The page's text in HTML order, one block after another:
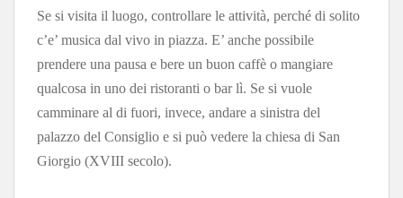
Se si visita il luogo, controllare le attività, perché di solito
c’e’ musica dal vivo in piazza. E’ anche possibile
prendere una pausa e bere un buon caffè o mangiare
qualcosa in uno dei ristoranti o bar lì. Se si vuole
camminare al di fuori, invece, andare a sinistra del
palazzo del Consiglio e si può vedere la chiesa di San
Giorgio (XVIII secolo).